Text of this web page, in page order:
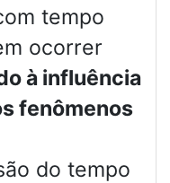
tempo
ocorrer
à influência
fenômenos
do tempo